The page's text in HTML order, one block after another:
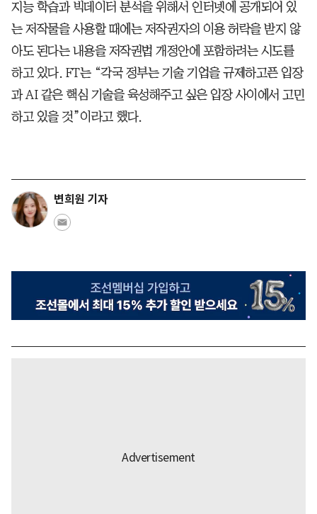
지능 학습과 빅데이터 분석을 위해서 인터넷에 공개되어 있
는 저작물을 사용할 때에는 저작권자의 이용 허락을 받지 않
아도 된다는 내용을 저작권법 개정안에 포함하려는 시도를
하고 있다. FT는 “각국 정부는 기술 기업을 규제하고픈 입장
과 AI 같은 핵심 기술을 육성해주고 싶은 입장 사이에서 고민
하고 있을 것”이라고 했다.
변희원 기자